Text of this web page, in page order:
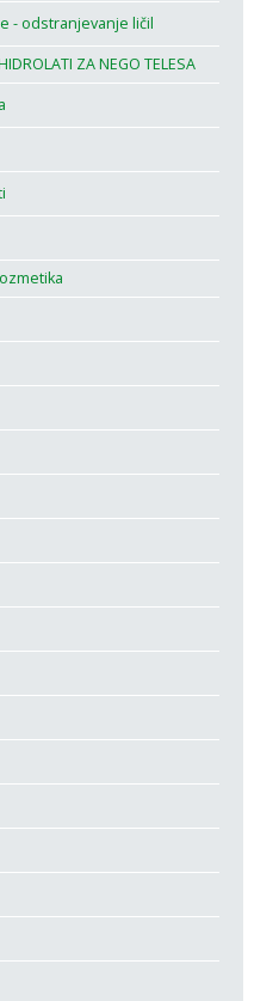
- odstranjevanje ličil
ZA NEGO TELESA